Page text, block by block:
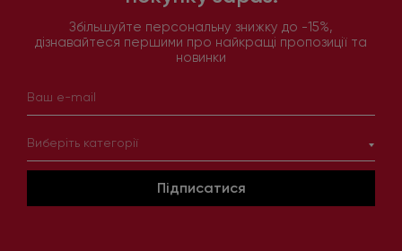
Збільшуйте персональну знижку до -15%,
дізнавайтеся першими про найкращі пропозиції та
новинки
Виберіть категорії
Підписатися